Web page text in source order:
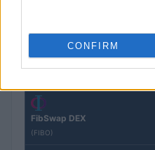
CONFIRM
FibSwap DEX
(FIBO)